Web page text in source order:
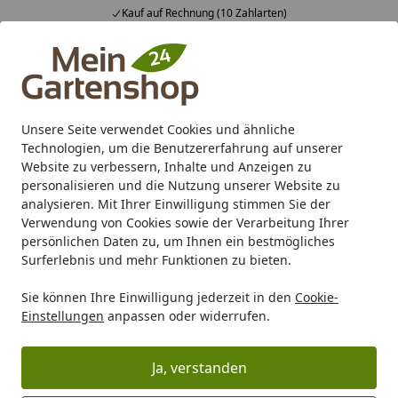
Unsere Seite verwendet Cookies und ähnliche
Technologien, um die Benutzererfahrung auf unserer
Website zu verbessern, Inhalte und Anzeigen zu
personalisieren und die Nutzung unserer Website zu
analysieren. Mit Ihrer Einwilligung stimmen Sie der
Verwendung von Cookies sowie der Verarbeitung Ihrer
persönlichen Daten zu, um Ihnen ein bestmögliches
Surferlebnis und mehr Funktionen zu bieten.
Sie können Ihre Einwilligung jederzeit in den Cookie-
Einstellungen anpassen oder widerrufen.
Ja, verstanden
Kauf auf Rechnung (10 Zahlarten)
Alle Produkte
Mein Konto
Suchen
Karibu Pools inkl. gratis Sandfilteranlage & Pool-
Starterset (Gesamtwert bis 468,99€)
Startseite
Marken Wolff Finnhaus Wolff Finnhaus Kotas
Wolff Finnhaus Kotas
Ihre Artikelübersicht